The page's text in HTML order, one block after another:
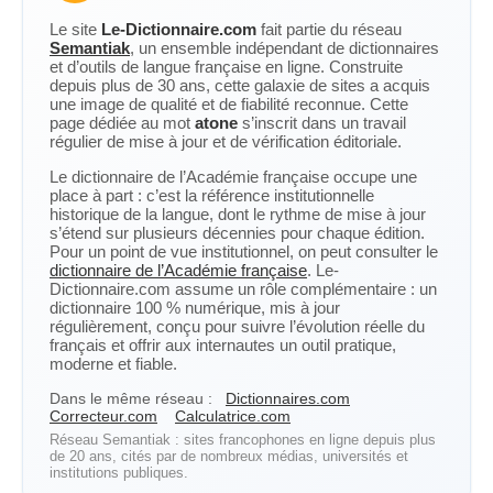
Le site Le-Dictionnaire.com fait partie du réseau
Semantiak, un ensemble indépendant de dictionnaires
et d’outils de langue française en ligne. Construite
depuis plus de 30 ans, cette galaxie de sites a acquis
une image de qualité et de fiabilité reconnue. Cette
page dédiée au mot atone s’inscrit dans un travail
régulier de mise à jour et de vérification éditoriale.
Le dictionnaire de l’Académie française occupe une
place à part : c’est la référence institutionnelle
historique de la langue, dont le rythme de mise à jour
s’étend sur plusieurs décennies pour chaque édition.
Pour un point de vue institutionnel, on peut consulter le
dictionnaire de l’Académie française. Le-
Dictionnaire.com assume un rôle complémentaire : un
dictionnaire 100 % numérique, mis à jour
régulièrement, conçu pour suivre l’évolution réelle du
français et offrir aux internautes un outil pratique,
moderne et fiable.
Dans le même réseau :
Dictionnaires.com
Correcteur.com
Calculatrice.com
Réseau Semantiak : sites francophones en ligne depuis plus
de 20 ans, cités par de nombreux médias, universités et
institutions publiques.